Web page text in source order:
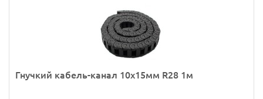
Гнучкий кабель-канал 10х15мм R28 1м